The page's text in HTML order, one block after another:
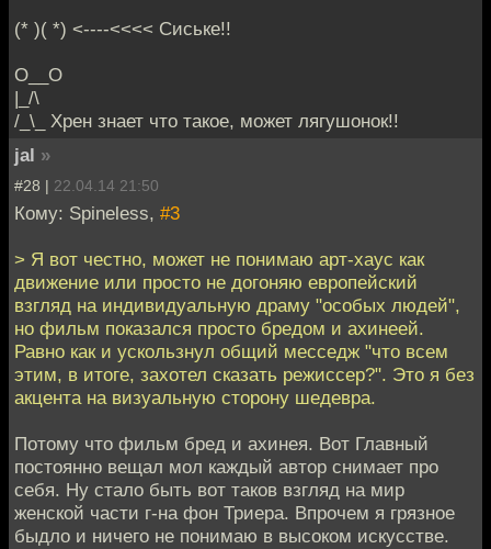
(* )( *) <----<<<< Cиське!!
O__O
|_/\
/_\_ Хрен знает что такое, может лягушонок!!
jal »
#28 | 22.04.14 21:50
Кому: Spineless, #3
> Я вот честно, может не понимаю арт-хаус как
движение или просто не догоняю европейский
взгляд на индивидуальную драму "особых людей",
но фильм показался просто бредом и ахинеей.
Равно как и ускользнул общий месседж "что всем
этим, в итоге, захотел сказать режиссер?". Это я без
акцента на визуальную сторону шедевра.
Потому что фильм бред и ахинея. Вот Главный
постоянно вещал мол каждый автор снимает про
себя. Ну стало быть вот таков взгляд на мир
женской части г-на фон Триера. Впрочем я грязное
быдло и ничего не понимаю в высоком искусстве.